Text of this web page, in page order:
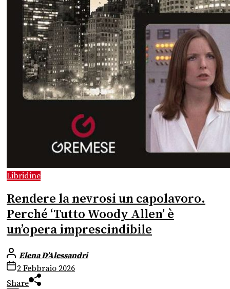
Libridine
Rendere la nevrosi un capolavoro.
Perché ‘Tutto Woody Allen’ è
un’opera imprescindibile
Elena D’Alessandri
2 Febbraio 2026
Share